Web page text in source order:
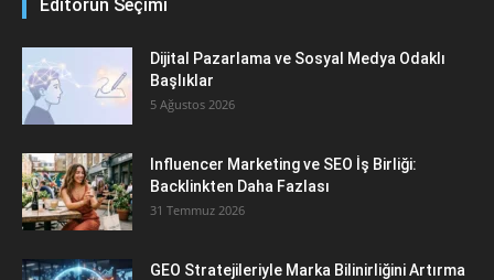
Editörün Seçimi
Dijital Pazarlama ve Sosyal Medya Odaklı
Başlıklar
5 Ağustos 2026
Influencer Marketing ve SEO İş Birliği:
Backlinkten Daha Fazlası
31 Temmuz 2026
GEO Stratejileriyle Marka Bilinirliğini Artırma